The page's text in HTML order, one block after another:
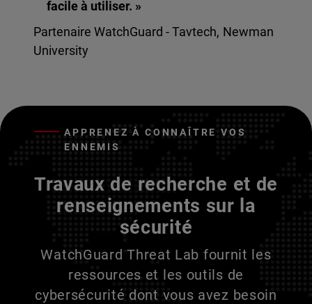
facile à utiliser. »
Partenaire WatchGuard - Tavtech, Newman
University
APPRENEZ À CONNAÎTRE VOS
ENNEMIS
Travaux de recherche et de
renseignements sur la
sécurité
WatchGuard Threat Lab fournit les
ressources et les outils de
cybersécurité dont vous avez besoin